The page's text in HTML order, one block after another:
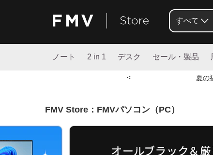
すべて
ノート 2 in 1 デスク セール・製品
夏の
<
FMV Store：FMVパソコン（PC）